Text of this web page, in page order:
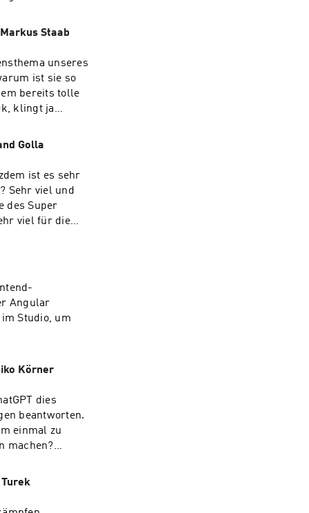
Müsste ja
Staab
unseres
ist sie so
bereits tolle
-
PHPStan-
Golla
ist es sehr
Sehr viel und
des Super
erfolgreich zu
ohne dass euer
Angular
Studio, um
Körner
dies
beantworten.
einmal zu
machen?
unterhalten.